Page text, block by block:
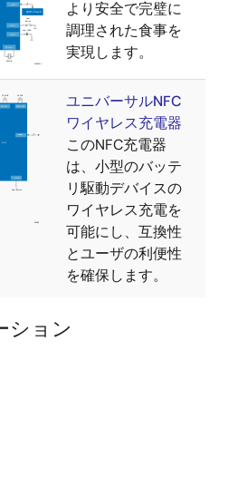
より安全で完璧に
調理された食事を
実現します。
ユニバーサルNFC
ワイヤレス充電器
このNFC充電器
は、小型のバッテ
リ駆動デバイスの
ワイヤレス充電を
可能にし、互換性
とユーザの利便性
を確保します。
ション